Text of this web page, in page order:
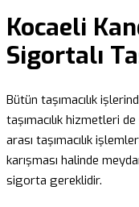
Kocaeli
Sigortalı
Bütün taşımacılık
taşımacılık hizmetleri
arası taşımacılık
karışması halinde
sigorta gereklidir.